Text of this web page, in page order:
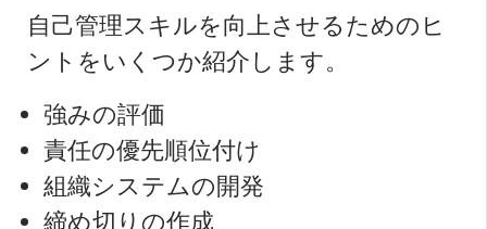
自己管理スキルを向上させるためのヒ
ントをいくつか紹介します。
強みの評価
責任の優先順位付け
組織システムの開発
締め切りの作成